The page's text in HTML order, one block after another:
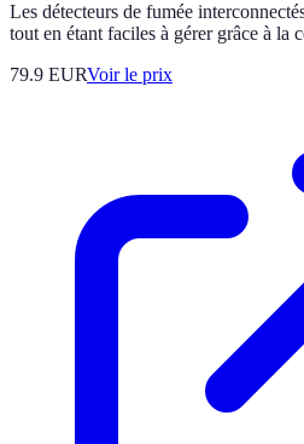
Les détecteurs de fumée
tout en étant faciles à gérer grâce à la
79.9 EURVoir le prix